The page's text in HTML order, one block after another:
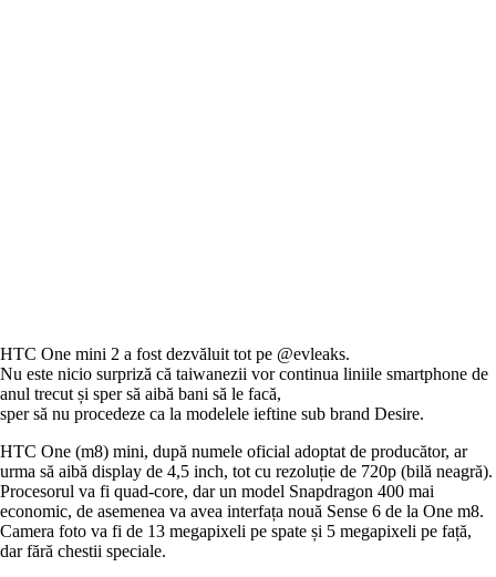
HTC One mini 2 a fost dezvăluit tot pe @evleaks.
Nu este nicio surpriză că taiwanezii vor continua liniile smartphone de
anul trecut și sper să aibă bani să le facă,
sper să nu procedeze ca la modelele ieftine sub brand Desire.
HTC One (m8) mini, după numele oficial adoptat de producător, ar
urma să aibă display de 4,5 inch, tot cu rezoluție de 720p (bilă neagră).
Procesorul va fi quad-core, dar un model Snapdragon 400 mai
economic, de asemenea va avea interfața nouă Sense 6 de la One m8.
Camera foto va fi de 13 megapixeli pe spate și 5 megapixeli pe față,
dar fără chestii speciale.